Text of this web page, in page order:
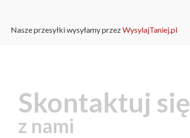
Nasze przesyłki wysyłamy przezWysylajTaniej.pl
Skontaktuj się
z nami